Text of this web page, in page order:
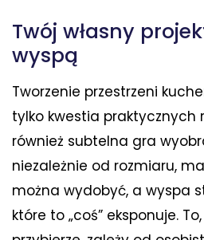
Twój własny
wyspą
Tworzenie przestrzeni
tylko kwestia praktycznych
również subtelna gra
niezależnie od rozmiaru,
można wydobyć, a wyspa
które to „coś” eksponuje.